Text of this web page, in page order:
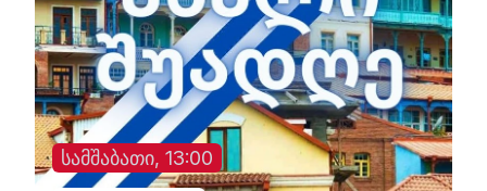
სამშაბათი, 13:00